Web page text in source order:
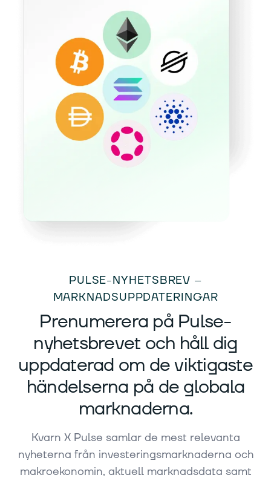
PULSE-NYHETSBREV –
MARKNADSUPPDATERINGAR
Prenumerera på Pulse-
nyhetsbrevet och håll dig
uppdaterad om de viktigaste
händelserna på de globala
marknaderna.
Kvarn X Pulse samlar de mest relevanta
nyheterna från investeringsmarknaderna och
makroekonomin, aktuell marknadsdata samt